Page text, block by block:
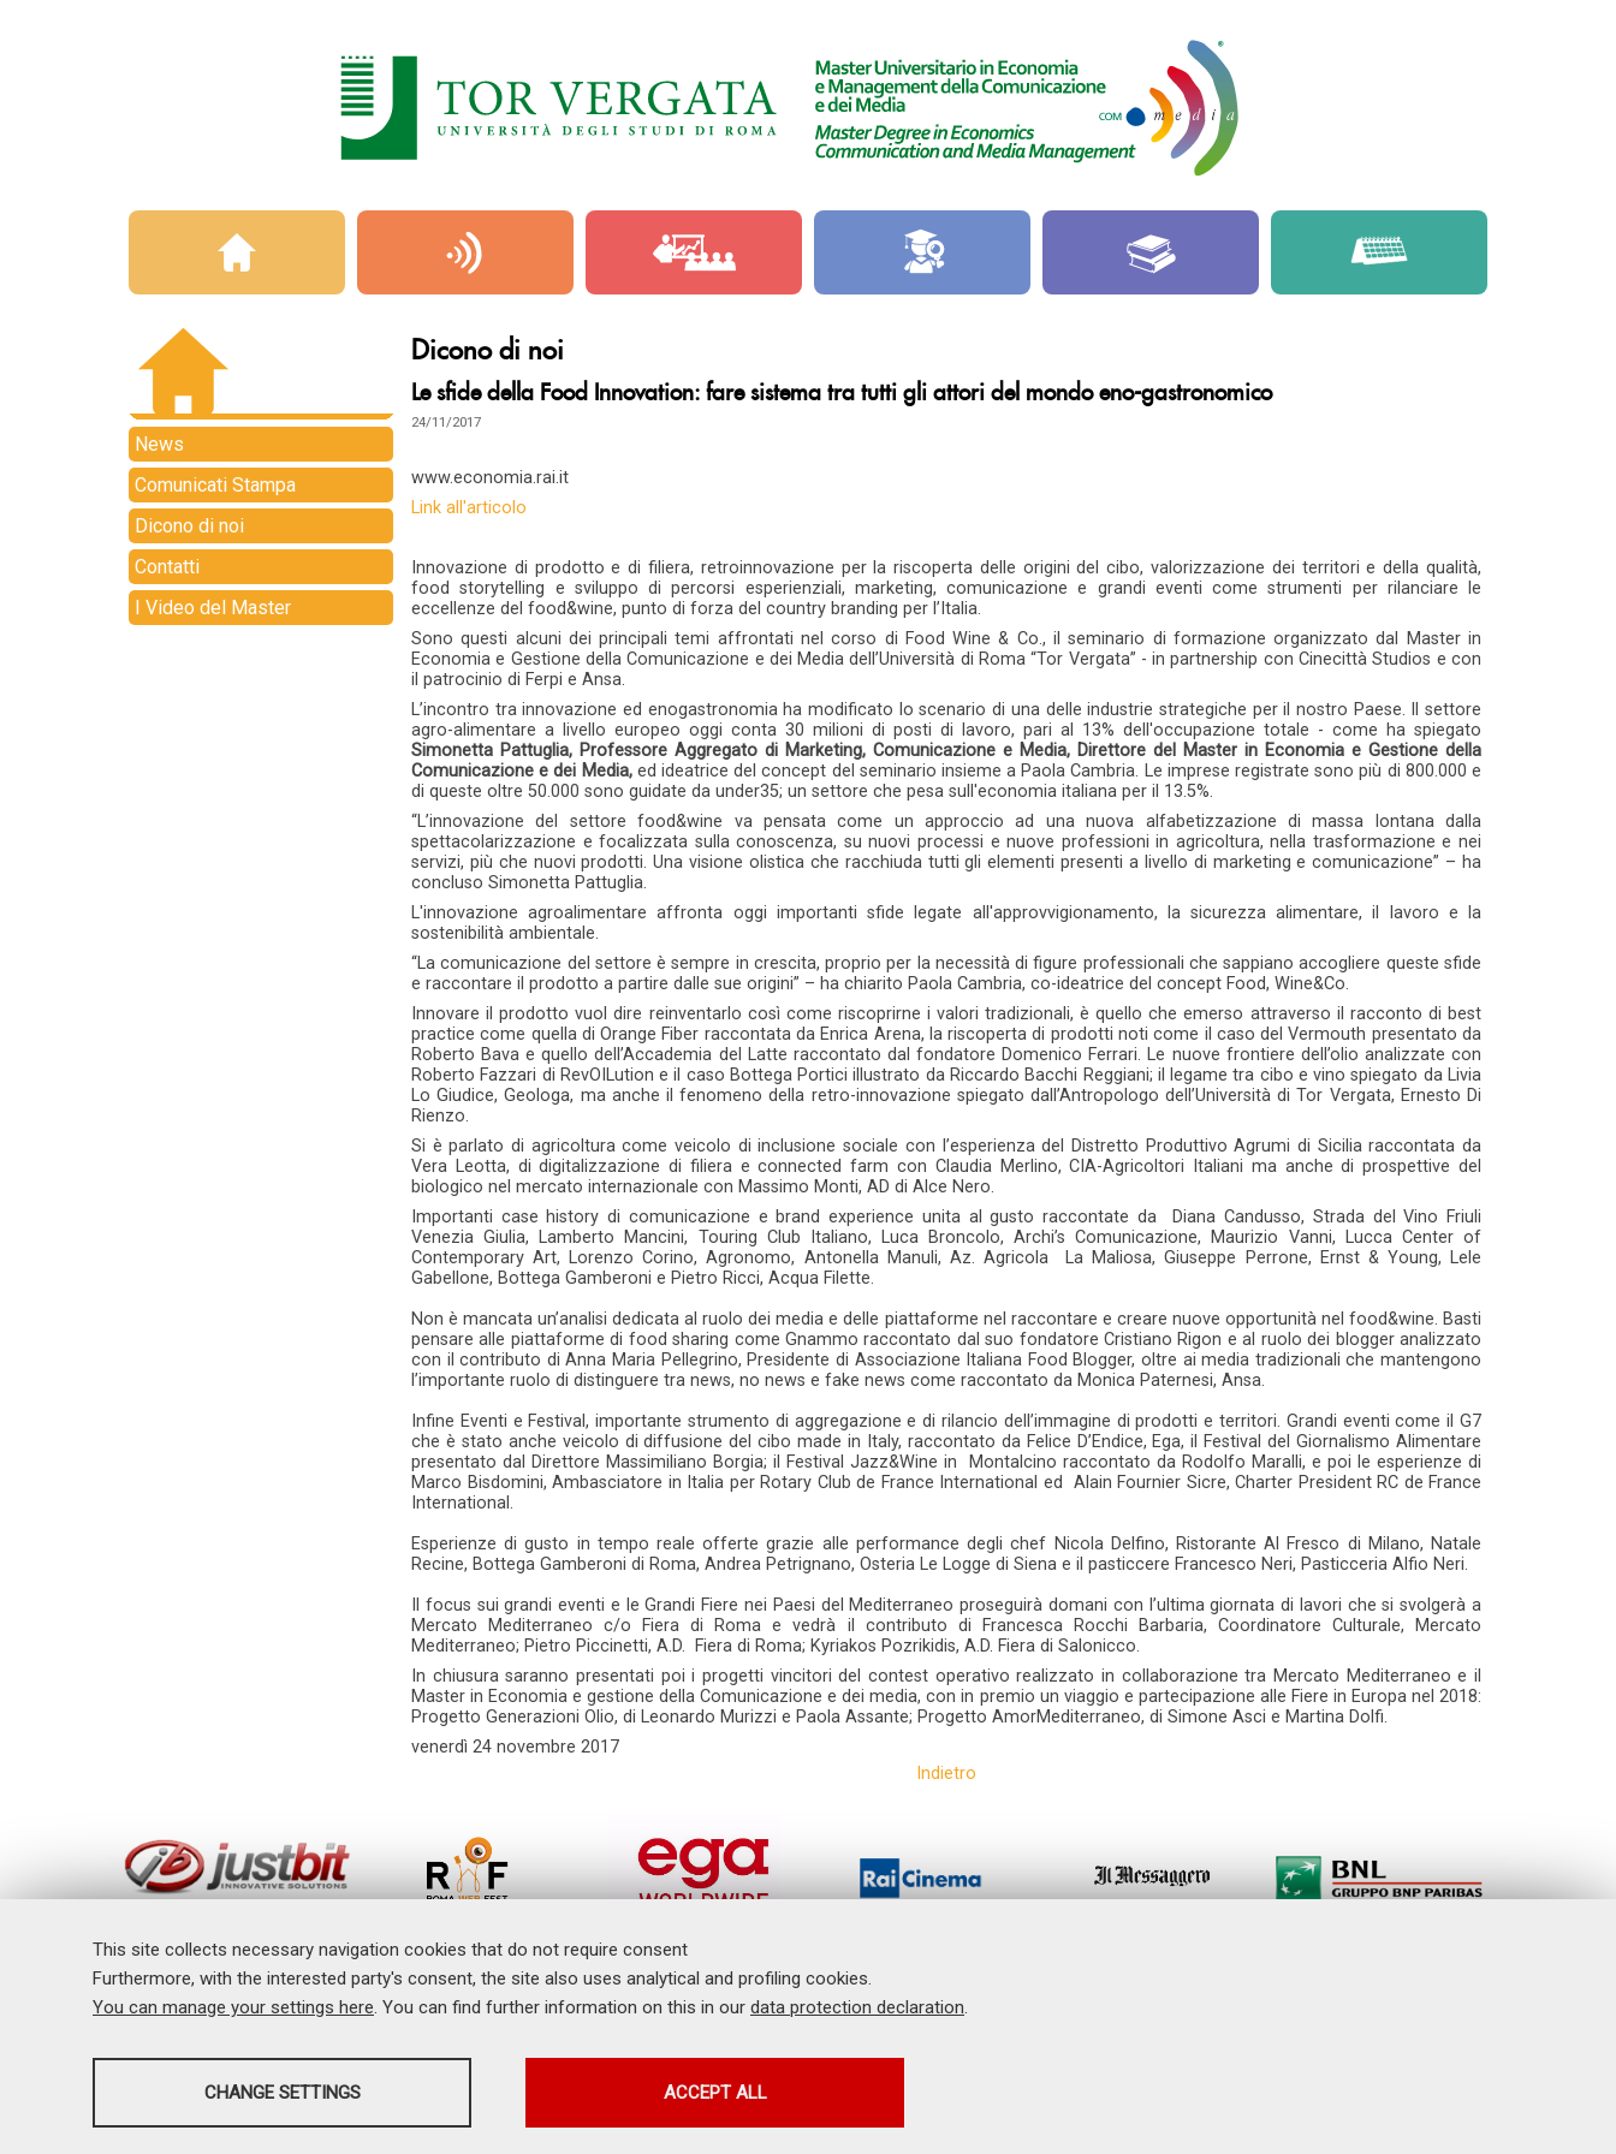
This site collects necessary navigation cookies that do not require consent
Furthermore, with the interested party's consent, the site also uses analytical and profiling cookies.
You can manage your settings here. You can find further information on this in our data protection declaration.
ANALYSES PROFILING COOKIES
CHANGE SETTINGS ACCEPT ALL
Dicono di noi
Le sfide della Food Innovation: fare sistema tra tutti gli attori del mondo eno-gastronomico
24/11/2017
www.economia.rai.it
Link all'articolo
Innovazione di prodotto e di filiera, retroinnovazione per la riscoperta delle origini del cibo, valorizzazione dei territori e della qualità,
food storytelling e sviluppo di percorsi esperienziali, marketing, comunicazione e grandi eventi come strumenti per rilanciare le
eccellenze del food&wine, punto di forza del country branding per l’Italia.
Sono questi alcuni dei principali temi affrontati nel corso di Food Wine & Co., il seminario di formazione organizzato dal Master in
Economia e Gestione della Comunicazione e dei Media dell’Università di Roma “Tor Vergata” - in partnership con Cinecittà Studios e con
il patrocinio di Ferpi e Ansa.
L’incontro tra innovazione ed enogastronomia ha modificato lo scenario di una delle industrie strategiche per il nostro Paese. Il settore
agro-alimentare a livello europeo oggi conta 30 milioni di posti di lavoro, pari al 13% dell'occupazione totale - come ha spiegato
Simonetta Pattuglia, Professore Aggregato di Marketing, Comunicazione e Media, Direttore del Master in Economia e Gestione della
Comunicazione e dei Media,ed ideatrice del concept del seminario insieme a Paola Cambria. Le imprese registrate sono più di 800.000 e
di queste oltre 50.000 sono guidate da under35; un settore che pesa sull'economia italiana per il 13.5%.
“L’innovazione del settore food&wine va pensata come un approccio ad una nuova alfabetizzazione di massa lontana dalla
spettacolarizzazione e focalizzata sulla conoscenza, su nuovi processi e nuove professioni in agricoltura, nella trasformazione e nei
servizi, più che nuovi prodotti. Una visione olistica che racchiuda tutti gli elementi presenti a livello di marketing e comunicazione” – ha
concluso Simonetta Pattuglia.
L'innovazione agroalimentare affronta oggi importanti sfide legate all'approvvigionamento, la sicurezza alimentare, il lavoro e la
sostenibilità ambientale.
“La comunicazione del settore è sempre in crescita, proprio per la necessità di figure professionali che sappiano accogliere queste sfide
e raccontare il prodotto a partire dalle sue origini” – ha chiarito Paola Cambria, co-ideatrice del concept Food, Wine&Co.
Innovare il prodotto vuol dire reinventarlo così come riscoprirne i valori tradizionali, è quello che emerso attraverso il racconto di best
practice come quella di Orange Fiber raccontata da Enrica Arena, la riscoperta di prodotti noti come il caso del Vermouth presentato da
Roberto Bava e quello dell’Accademia del Latte raccontato dal fondatore Domenico Ferrari. Le nuove frontiere dell’olio analizzate con
Roberto Fazzari di RevOILution e il caso Bottega Portici illustrato da Riccardo Bacchi Reggiani; il legame tra cibo e vino spiegato da Livia
Lo Giudice, Geologa, ma anche il fenomeno della retro-innovazione spiegato dall’Antropologo dell’Università di Tor Vergata, Ernesto Di
Rienzo.
Si è parlato di agricoltura come veicolo di inclusione sociale con l’esperienza del Distretto Produttivo Agrumi di Sicilia raccontata da
Vera Leotta, di digitalizzazione di filiera e connected farm con Claudia Merlino, CIA-Agricoltori Italiani ma anche di prospettive del
biologico nel mercato internazionale con Massimo Monti, AD di Alce Nero.
Importanti case history di comunicazione e brand experience unita al gusto raccontate da Diana Candusso, Strada del Vino Friuli
Venezia Giulia, Lamberto Mancini, Touring Club Italiano, Luca Broncolo, Archi’s Comunicazione, Maurizio Vanni, Lucca Center of
Contemporary Art, Lorenzo Corino, Agronomo, Antonella Manuli, Az. Agricola La Maliosa, Giuseppe Perrone, Ernst & Young, Lele
Gabellone, Bottega Gamberoni e Pietro Ricci, Acqua Filette.
Non è mancata un’analisi dedicata al ruolo dei media e delle piattaforme nel raccontare e creare nuove opportunità nel food&wine. Basti
pensare alle piattaforme di food sharing come Gnammo raccontato dal suo fondatore Cristiano Rigon e al ruolo dei blogger analizzato
con il contributo di Anna Maria Pellegrino, Presidente di Associazione Italiana Food Blogger, oltre ai media tradizionali che mantengono
l’importante ruolo di distinguere tra news, no news e fake news come raccontato da Monica Paternesi, Ansa.
Infine Eventi e Festival, importante strumento di aggregazione e di rilancio dell’immagine di prodotti e territori. Grandi eventi come il G7
che è stato anche veicolo di diffusione del cibo made in Italy, raccontato da Felice D’Endice, Ega, il Festival del Giornalismo Alimentare
presentato dal Direttore Massimiliano Borgia; il Festival Jazz&Wine in Montalcino raccontato da Rodolfo Maralli, e poi le esperienze di
Marco Bisdomini, Ambasciatore in Italia per Rotary Club de France International ed Alain Fournier Sicre, Charter President RC de France
International.
Esperienze di gusto in tempo reale offerte grazie alle performance degli chef Nicola Delfino, Ristorante Al Fresco di Milano, Natale
Recine, Bottega Gamberoni di Roma, Andrea Petrignano, Osteria Le Logge di Siena e il pasticcere Francesco Neri, Pasticceria Alfio Neri.
Il focus sui grandi eventi e le Grandi Fiere nei Paesi del Mediterraneo proseguirà domani con l’ultima giornata di lavori che si svolgerà a
Mercato Mediterraneo c/o Fiera di Roma e vedrà il contributo di Francesca Rocchi Barbaria, Coordinatore Culturale, Mercato
Mediterraneo; Pietro Piccinetti, A.D. Fiera di Roma; Kyriakos Pozrikidis, A.D. Fiera di Salonicco.
In chiusura saranno presentati poi i progetti vincitori del contest operativo realizzato in collaborazione tra Mercato Mediterraneo e il
Master in Economia e gestione della Comunicazione e dei media, con in premio un viaggio e partecipazione alle Fiere in Europa nel 2018:
Progetto Generazioni Olio, di Leonardo Murizzi e Paola Assante; Progetto AmorMediterraneo, di Simone Asci e Martina Dolfi.
venerdì 24 novembre 2017
Indietro
News
Comunicati Stampa
Dicono di noi
Contatti
I Video del Master
Il Master
Formazione
Eventi
Comunicati Stampa
Dicono di noi
Master Universitario in Economia e Management della Comunicazione e dei Media